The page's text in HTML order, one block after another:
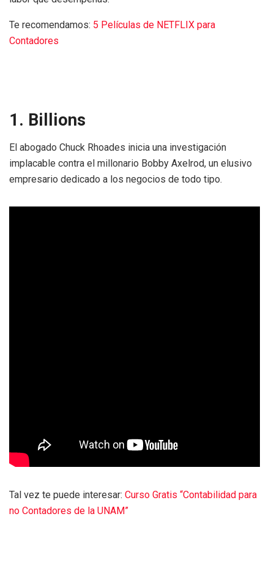
Te recomendamos: 5 Películas de NETFLIX para
Contadores
1. Billions
El abogado Chuck Rhoades inicia una investigación
implacable contra el millonario Bobby Axelrod, un elusivo
empresario dedicado a los negocios de todo tipo.
Tal vez te puede interesar: Curso Gratis “Contabilidad para
no Contadores de la UNAM”